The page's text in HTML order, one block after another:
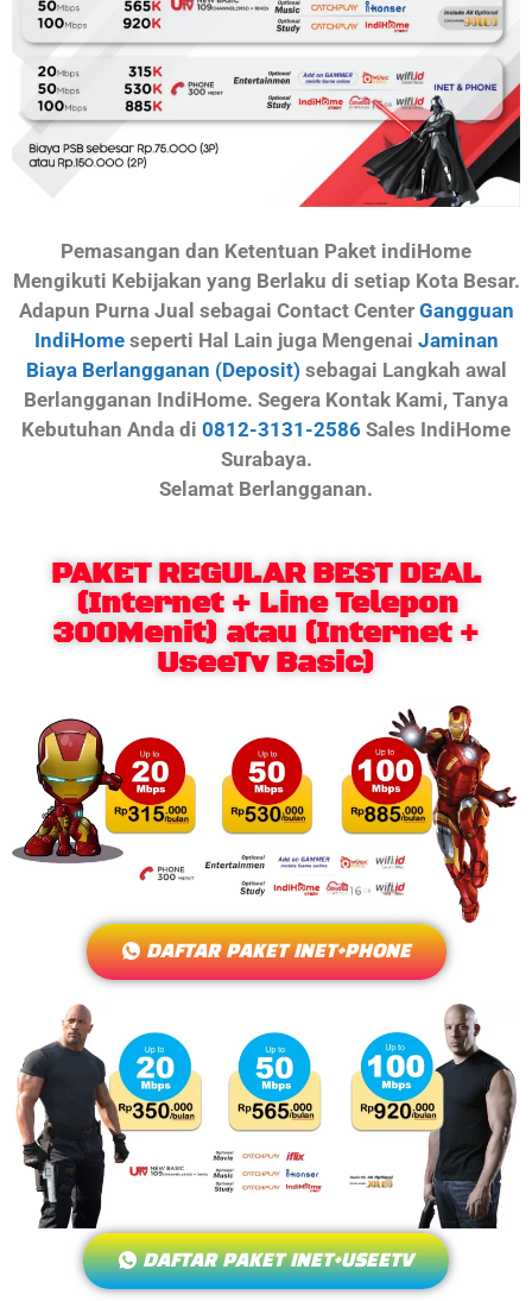
Pemasangan dan Ketentuan Paket indiHome
Mengikuti Kebijakan yang Berlaku di setiap Kota Besar.
Adapun Purna Jual sebagai Contact Center Gangguan
IndiHomeseperti Hal Lain juga Mengenai Jaminan
Biaya Berlangganan (Deposit) sebagai Langkah awal
Berlangganan IndiHome. Segera Kontak Kami, Tanya
Kebutuhan Anda di 0812-3131-2586 Sales IndiHome
Surabaya.
Selamat Berlangganan.
PAKET REGULAR BEST DEAL
(Internet + Line Telepon
300Menit) atau (Internet +
UseeTv Basic)
DAFTAR PAKET INET+PHONE
DAFTAR PAKET INET+USEETV